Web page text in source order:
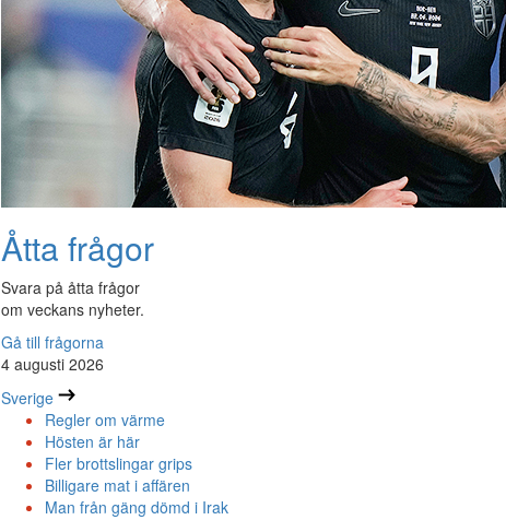
Åtta frågor
Svara på åtta frågor
om veckans nyheter.
Gå till frågorna
4 augusti 2026
Sverige
Regler om värme
Hösten är här
Fler brottslingar grips
Billigare mat i affären
Man från gäng dömd i Irak